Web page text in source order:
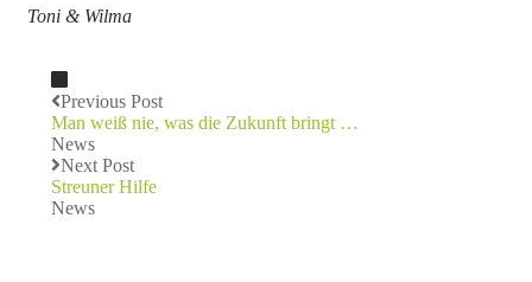
Toni & Wilma
Previous Post
Man weiß nie, was die Zukunft bringt …
News
Next Post
Streuner Hilfe
News